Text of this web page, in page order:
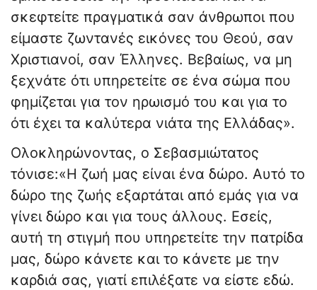
σκεφτείτε πραγματικά σαν άνθρωποι που
είμαστε ζωντανές εικόνες του Θεού, σαν
Χριστιανοί, σαν Έλληνες. Βεβαίως, να μη
ξεχνάτε ότι υπηρετείτε σε ένα σώμα που
φημίζεται για τον ηρωισμό του και για το
ότι έχει τα καλύτερα νιάτα της Ελλάδας».
Ολοκληρώνοντας, ο Σεβασμιώτατος
τόνισε:«Η ζωή μας είναι ένα δώρο. Αυτό το
δώρο της ζωής εξαρτάται από εμάς για να
γίνει δώρο και για τους άλλους. Εσείς,
αυτή τη στιγμή που υπηρετείτε την πατρίδα
μας, δώρο κάνετε και το κάνετε με την
καρδιά σας, γιατί επιλέξατε να είστε εδώ.